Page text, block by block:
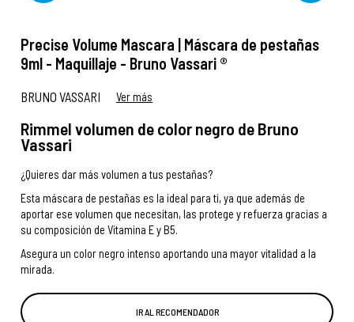
Precise Volume Mascara | Máscara de pestañas
9ml - Maquillaje - Bruno Vassari ®
BRUNO VASSARI Ver más
Rimmel volumen de color negro de Bruno
Vassari
¿Quieres dar más volumen a tus pestañas?
Esta máscara de pestañas es la ideal para ti, ya que además de
aportar ese volumen que necesitan, las protege y refuerza gracias a
su composición de Vitamina E y B5.
Asegura un color negro intenso aportando una mayor vitalidad a la
mirada.
IR AL RECOMENDADOR